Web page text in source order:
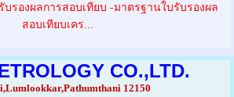
บรองผลการสอบเทียบ -มาตรฐานใบรับรองผล
สอบเทียบเคร...
CO.,LTD.
12150